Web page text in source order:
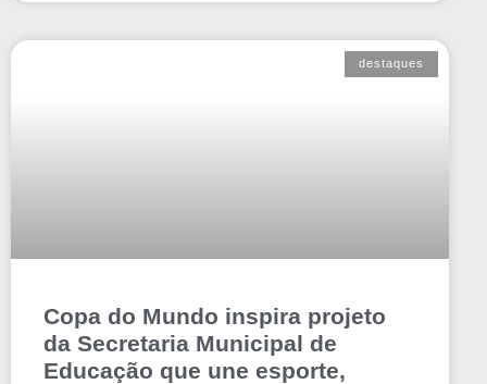
destaques
Copa do Mundo inspira projeto
da Secretaria Municipal de
Educação que une esporte,